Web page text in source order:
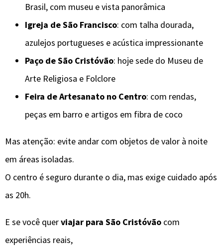
Brasil, com museu e vista panorâmica
Igreja de São Francisco: com talha dourada,
azulejos portugueses e acústica impressionante
Paço de São Cristóvão: hoje sede do Museu de
Arte Religiosa e Folclore
Feira de Artesanato no Centro: com rendas,
peças em barro e artigos em fibra de coco
Mas atenção: evite andar com objetos de valor à noite
em áreas isoladas.
O centro é seguro durante o dia, mas exige cuidado após
as 20h.
E se você querviajar para São Cristóvão com
experiências reais,